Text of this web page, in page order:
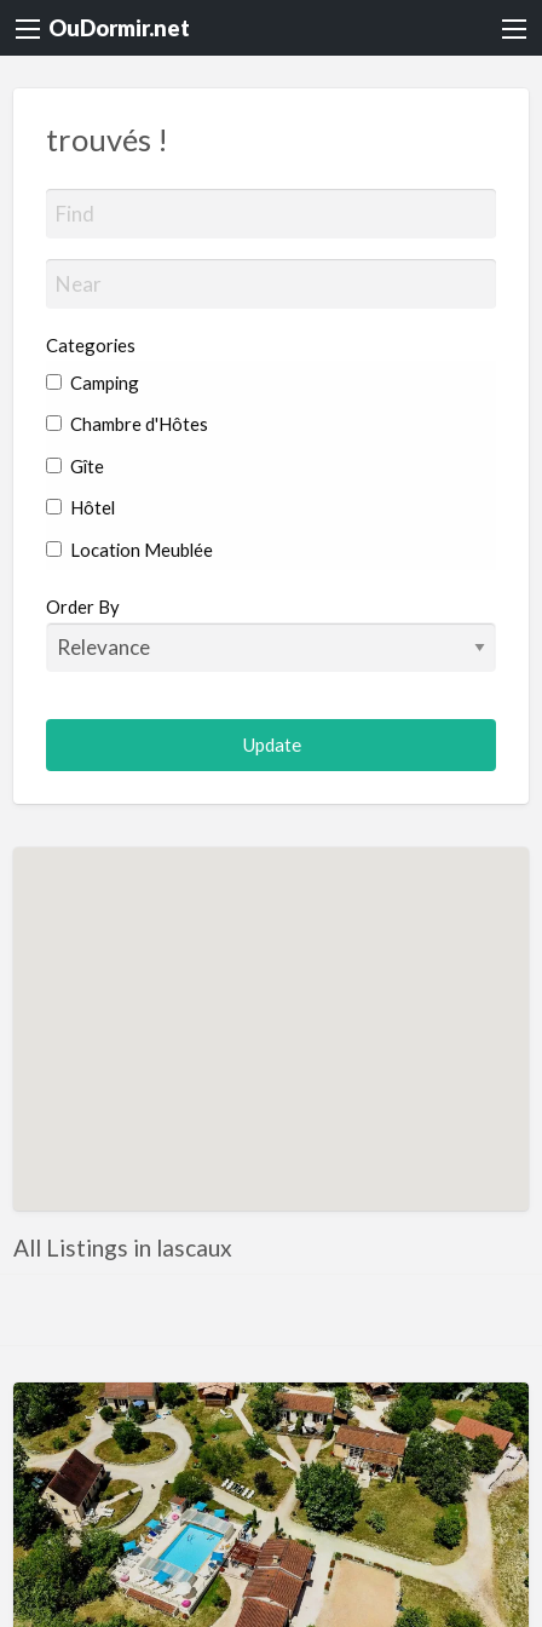
OuDormir.net
trouvés !
Categories
Camping
Chambre d'Hôtes
Gîte
Hôtel
Location Meublée
Order By
All Listings in lascaux